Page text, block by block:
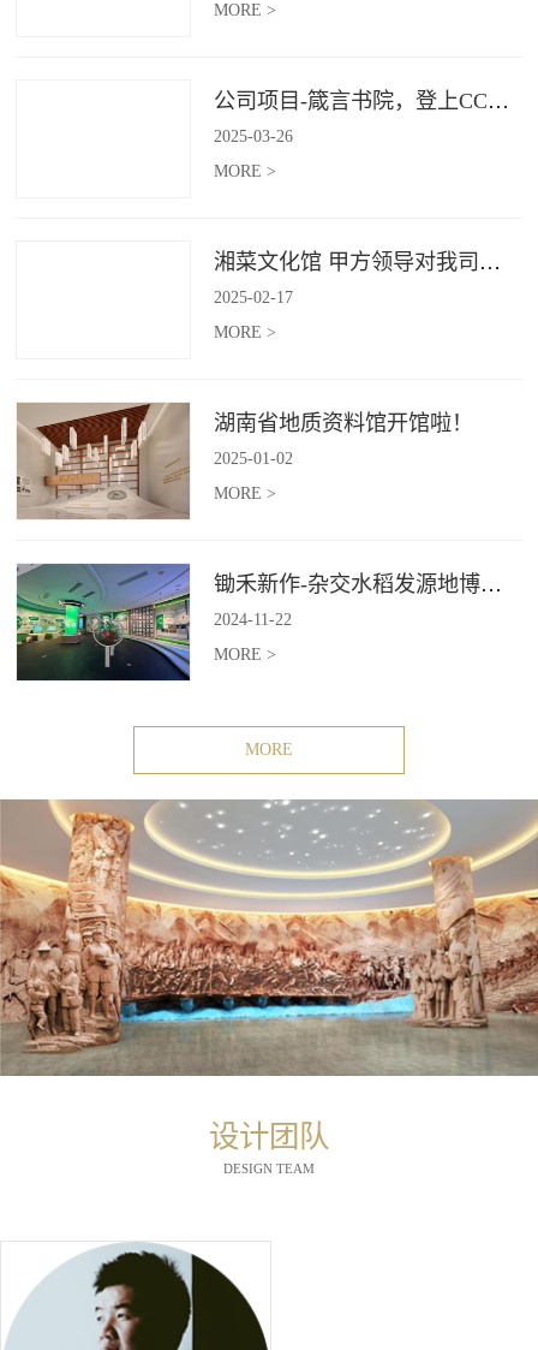
MORE >
公司项目-箴言书院，登上CCTV4《记住乡愁》
2025-03-26
MORE >
湘菜文化馆 甲方领导对我司授牌
2025-02-17
MORE >
湖南省地质资料馆开馆啦！
2025-01 -02
MORE >
锄禾新作-杂交水稻发源地博物苑，欢迎前去打卡体验
2024-11 -22
MORE >
MORE
设计团队
DESIGN TEAM